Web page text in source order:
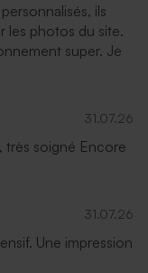
ils
les photos du site.
super. Je
31.07.26
très soigné Encore
31.07.26
Une impression